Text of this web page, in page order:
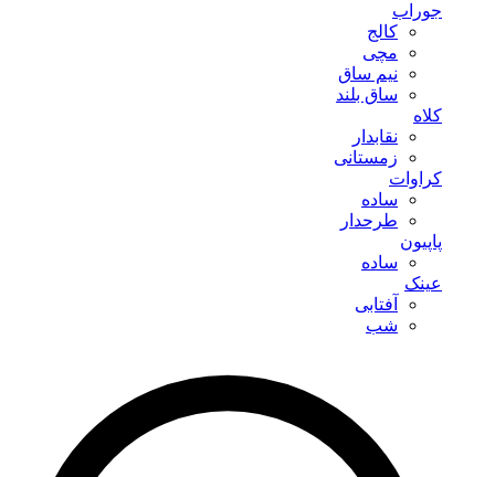
جوراب
کالج
مچی
نیم ساق
ساق بلند
کلاه
نقابدار
زمستانی
کراوات
ساده
طرحدار
پاپیون
ساده
عینک
آفتابی
شب